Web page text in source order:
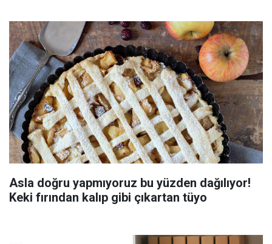
Asla doğru yapmıyoruz bu yüzden dağılıyor!
Keki fırından kalıp gibi çıkartan tüyo